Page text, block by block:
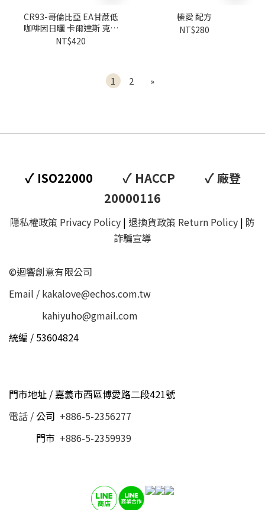
CR93-哥倫比亞 EA甘蔗低
咖啡因日曬 卡爾達斯 克菈
菈莊園 卡杜拉
NT$420
榛愛 配方
NT$280
1 2 »
✓ISO22000 ✓HACCP ✓廠登
20000116
隱私權政策 Privacy Policy | 退換貨政策 Return Policy | 防
詐騙宣導
©迴響創意有限公司
Email / kakalove@echos.com.tw
kahiyuho@gmail.com
統編 / 53604824
門市地址 / 嘉義市西區博愛路二段421號
電話 / 公司 +886-5-2356277
門市 +886-5-2359939